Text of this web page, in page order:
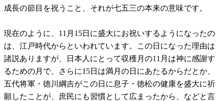
成長の節目を祝うこと、それが七五三の本来の意味です。
現在のように、11月15日に盛大にお祝いするようになったの
は、江戸時代からといわれています。この日になった理由は
諸説ありますが、日本人にとって収穫月の11月は神に感謝す
るための月で、さらに15日は満月の日にあたるからだとか、
五代将軍・徳川綱吉がこの日に息子・徳松の健康を盛大に祈
願したことが、庶民にも習慣として広まったから、などと言